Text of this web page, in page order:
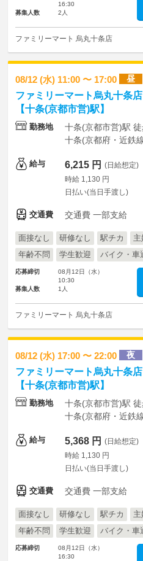
16:30
募集人数
2人
ファミリーマート 烏丸十条店
08/12 (水) 11:00 〜 17:00 昼
ファミリーマート烏丸十条
【十条(京都市営)駅】
勤務地
十条(京都市営)駅
十条(京都府・近鉄
給与 6,215 円 (日給想定)
時給 1,130 円
日払い(当日手渡し)
交通費 交通費 一部支給
面接なし 研修なし 駅チカ 主
年齢不問
学生歓迎 バイク・車
応募締切
08月12日（水）
10:30
募集人数
1人
ファミリーマート 烏丸十条店
08/12 (水) 17:00 〜 22:00 夜
ファミリーマート烏丸十条
【十条(京都市営)駅】
勤務地
十条(京都市営)駅
十条(京都府・近鉄
給与 5,368 円 (日給想定)
時給 1,130 円
日払い(当日手渡し)
交通費 交通費 一部支給
面接なし 研修なし 駅チカ 主
年齢不問
学生歓迎 バイク・車
応募締切
08月12日（水）
16:30